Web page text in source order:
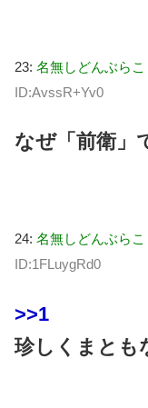
23: 名無しどんぶらこ
ID:AvssR+Yv0
なぜ「前衛」
24: 名無しどんぶらこ
ID:1FLuygRd0
>>1
珍しくまとも